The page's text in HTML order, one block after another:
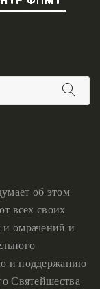
об этом
всех своих
и омрачений и
и поддержанию
Святейшества